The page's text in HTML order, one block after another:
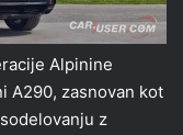
Alpinine
A290, zasnovan kot
z